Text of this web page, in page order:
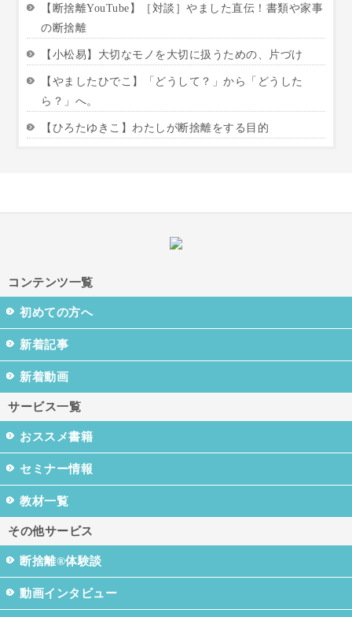
【断捨離YouTube】［対談］やました直伝！書類や家事
の断捨離
【小松易】大切なモノを大切に扱うための、片づけ
【やましたひでこ】「どうして？」から「どうした
ら？」へ。
【ひろたゆきこ】わたしが断捨離をする目的
コンテンツ一覧
初めての方へ
新着記事
新着動画
サービス一覧
おススメ書籍
セミナー情報
教材一覧
その他サービス
断捨離®体験談
動画インタビュー